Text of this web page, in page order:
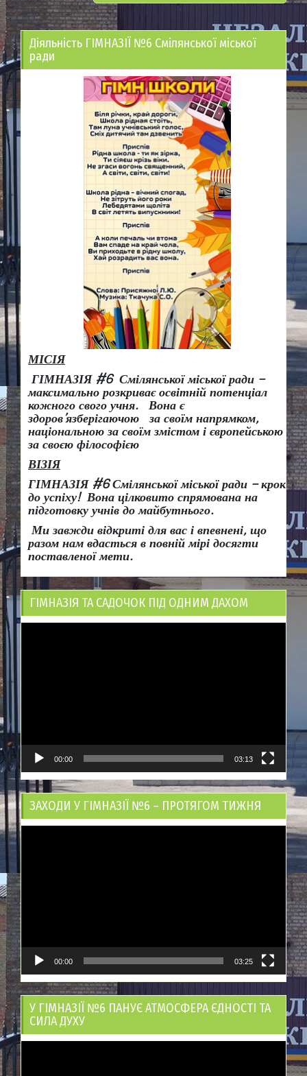
Діяльність ГІМНАЗІЇ №6 Смілянської міської
ради
МІСІЯ
ГІМНАЗІЯ #6 Смілянської міської ради –
максимально розкриває освітній потенціал
кожного свого учня.
Вона є
здоров’язберігаючою за своїм напрямком,
національною за своїм змістом і європейською
за своєю філософією
ВІЗІЯ
ГІМНАЗІЯ #6 Смілянської міської ради – крок
до успіху! Вона цілковито спрямована на
підготовку учнів до майбутнього.
Ми завжди відкриті для вас і впевнені, що
разом нам вдасться в повній мірі досягти
поставленої мети.
ГІМНАЗІЯ ТА САДОЧОК ПІД ОДНИМ ДАХОМ
00:00 03:13
ЗАХОДИ У ГІМНАЗІЇ №6 – ПРОТЯГОМ ТИЖНЯ
00:00 03:25
У ГІМНАЗІЇ №6 ПАНУЄ АТМОСФЕРА ЄДНОСТІ ТА
СИЛА ДУХУ